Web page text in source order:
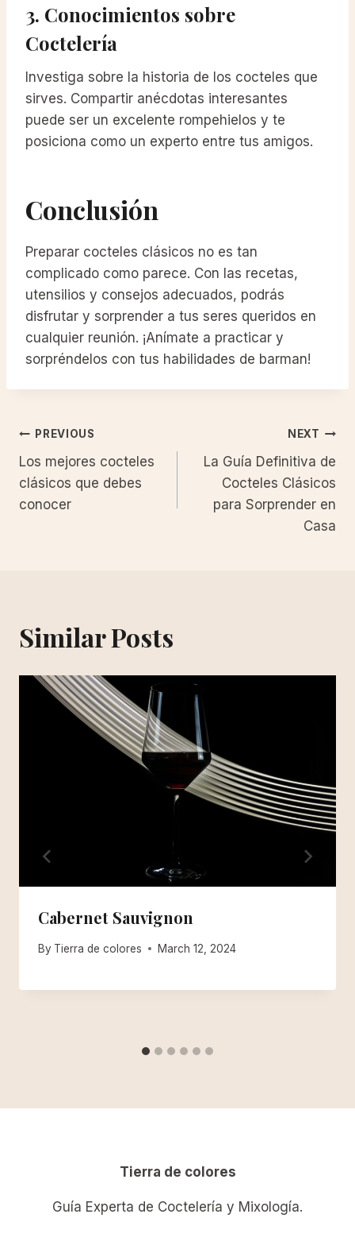
3. Conocimientos sobre
Coctelería
Investiga sobre la historia de los cocteles que
sirves. Compartir anécdotas interesantes
puede ser un excelente rompehielos y te
posiciona como un experto entre tus amigos.
Conclusión
Preparar cocteles clásicos no es tan
complicado como parece. Con las recetas,
utensilios y consejos adecuados, podrás
disfrutar y sorprender a tus seres queridos en
cualquier reunión. ¡Anímate a practicar y
sorpréndelos con tus habilidades de barman!
Post
navigation
PREVIOUS
Los mejores cocteles
clásicos que debes
conocer
NEXT
La Guía Definitiva de
Cocteles Clásicos
para Sorprender en
Casa
Similar Posts
Cabernet Sauvignon
By Tierra de colores March 12, 2024
Tierra de colores
Guía Experta de Coctelería y Mixología.